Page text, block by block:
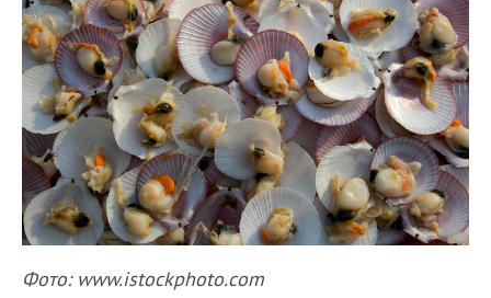
Фото: www.istockphoto.com